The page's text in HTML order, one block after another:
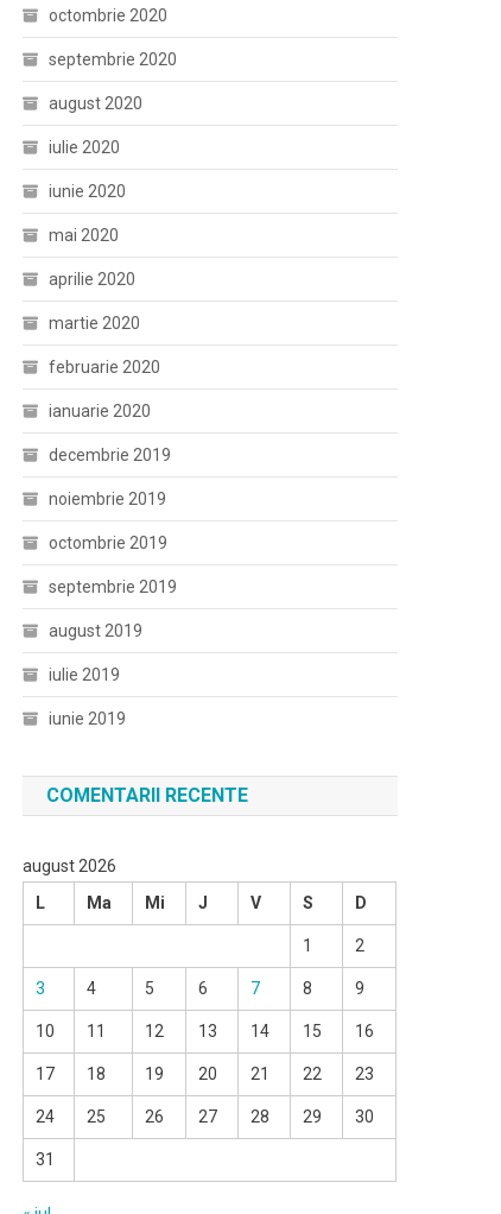
octombrie 2020
septembrie 2020
august 2020
iulie 2020
iunie 2020
mai 2020
aprilie 2020
martie 2020
februarie 2020
ianuarie 2020
decembrie 2019
noiembrie 2019
octombrie 2019
septembrie 2019
august 2019
iulie 2019
iunie 2019
COMENTARII RECENTE
august 2026
L
Ma Mi J V S D
1 2
3 4 5 6 7 8 9
10 11 12 13 14 15 16
17 18 19 20 21 22 23
24 25 26 27 28 29 30
31